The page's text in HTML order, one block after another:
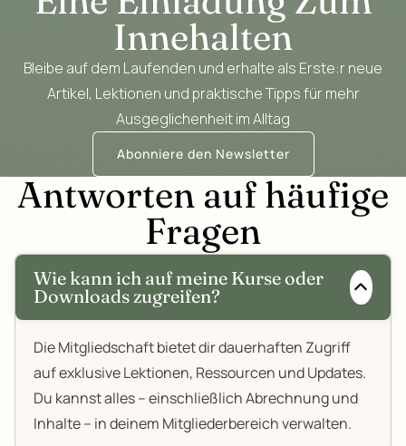
Innehalten
Bleibe auf dem Laufenden und erhalte als Erste:r neue
Artikel, Lektionen und praktische Tipps für mehr
Ausgeglichenheit im Alltag
Abonniere den Newsletter
Antworten auf häufige
Fragen
Wie kann ich auf meine Kurse oder
Downloads zugreifen?
Die Mitgliedschaft bietet dir dauerhaften Zugriff
auf exklusive Lektionen, Ressourcen und Updates.
Du kannst alles – einschließlich Abrechnung und
Inhalte – in deinem Mitgliederbereich verwalten.